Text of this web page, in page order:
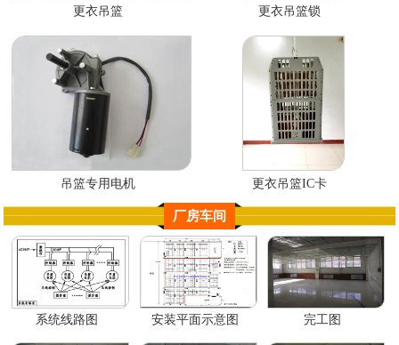
更衣吊篮 更衣吊篮锁
吊篮专用电机 更衣吊篮IC卡
厂房车间
系统线路图 安装平面示意图 完工图